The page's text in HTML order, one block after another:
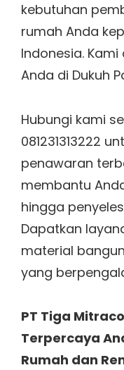
kebutuhan
rumah Anda
Indonesia.
Anda di Dukuh
Hubungi kami
081231313222
penawaran
membantu
hingga
Dapatkan
material
yang
PT Tiga
Terpercaya
Rumah dan